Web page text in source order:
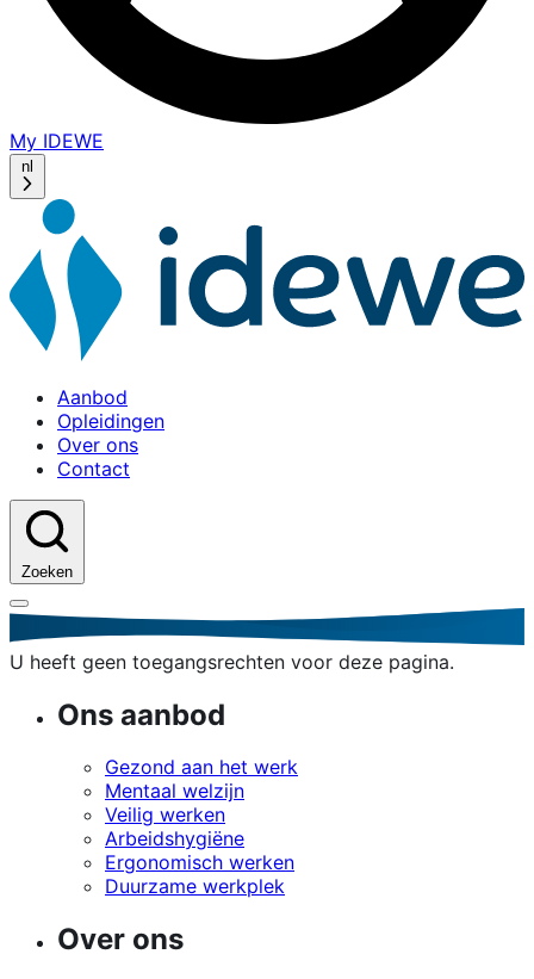
My IDEWE
window)
nl
Aanbod
Opleidingen
Over ons
Contact
Zoeken
U heeft geen toegangsrechten voor deze pagina.
Ons aanbod
Gezond aan het werk
Mentaal welzijn
Veilig werken
Arbeidshygiëne
Ergonomisch werken
Duurzame werkplek
Over ons